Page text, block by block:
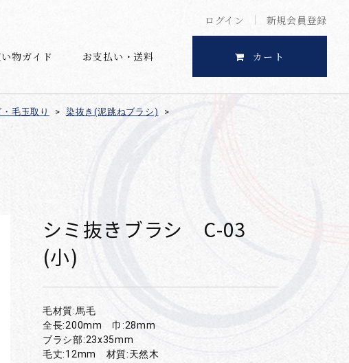
ログイン 新規会員登録
物ガイド お支払い・送料 カート
毛玉取り > 染抜き(泥跳ねブラシ)
>
シミ抜きブラシ C-03
(小)
毛材質:馬毛
全長:200mm 巾:28mm
ブラシ部:23x35mm
毛丈:12mm 材質:天然木